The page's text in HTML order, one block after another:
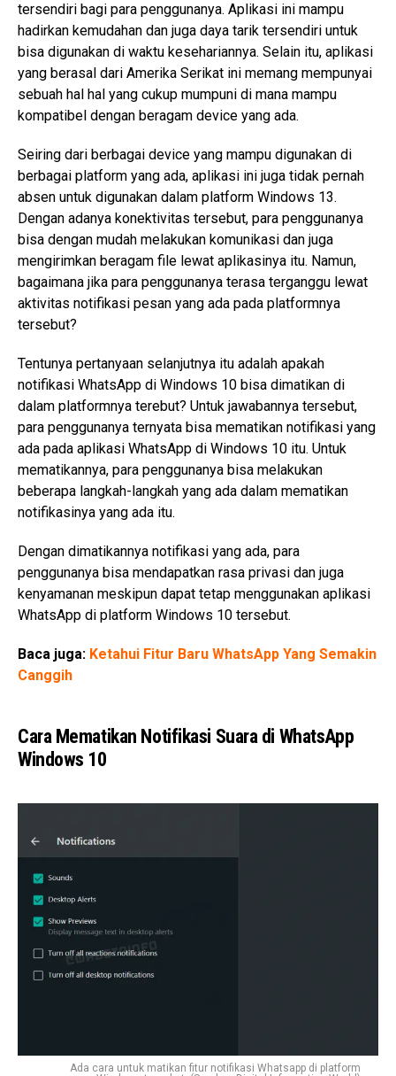
tersendiri bagi para penggunanya. Aplikasi ini mampu
hadirkan kemudahan dan juga daya tarik tersendiri untuk
bisa digunakan di waktu kesehariannya. Selain itu, aplikasi
yang berasal dari Amerika Serikat ini memang mempunyai
sebuah hal hal yang cukup mumpuni di mana mampu
kompatibel dengan beragam device yang ada.
Seiring dari berbagai device yang mampu digunakan di
berbagai platform yang ada, aplikasi ini juga tidak pernah
absen untuk digunakan dalam platform Windows 13.
Dengan adanya konektivitas tersebut, para penggunanya
bisa dengan mudah melakukan komunikasi dan juga
mengirimkan beragam file lewat aplikasinya itu. Namun,
bagaimana jika para penggunanya terasa terganggu lewat
aktivitas notifikasi pesan yang ada pada platformnya
tersebut?
Tentunya pertanyaan selanjutnya itu adalah apakah
notifikasi WhatsApp di Windows 10 bisa dimatikan di
dalam platformnya terebut? Untuk jawabannya tersebut,
para penggunanya ternyata bisa mematikan notifikasi yang
ada pada aplikasi WhatsApp di Windows 10 itu. Untuk
mematikannya, para penggunanya bisa melakukan
beberapa langkah-langkah yang ada dalam mematikan
notifikasinya yang ada itu.
Dengan dimatikannya notifikasi yang ada, para
penggunanya bisa mendapatkan rasa privasi dan juga
kenyamanan meskipun dapat tetap menggunakan aplikasi
WhatsApp di platform Windows 10 tersebut.
Baca juga: Ketahui Fitur Baru WhatsApp Yang Semakin
Canggih
Cara Mematikan Notifikasi Suara di WhatsApp
Windows 10
Ada cara untuk matikan fitur notifikasi Whatsapp di platform